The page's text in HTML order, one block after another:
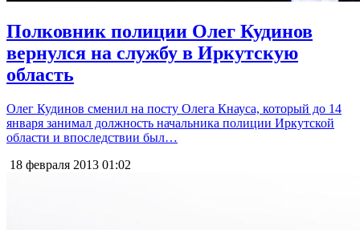
Полковник полиции Олег Кудинов
вернулся на службу в Иркутскую
область
Олег Кудинов сменил на посту Олега Кнауса, который до 14
января занимал должность начальника полиции Иркутской
области и впоследствии был…
18 февраля 2013 01:02